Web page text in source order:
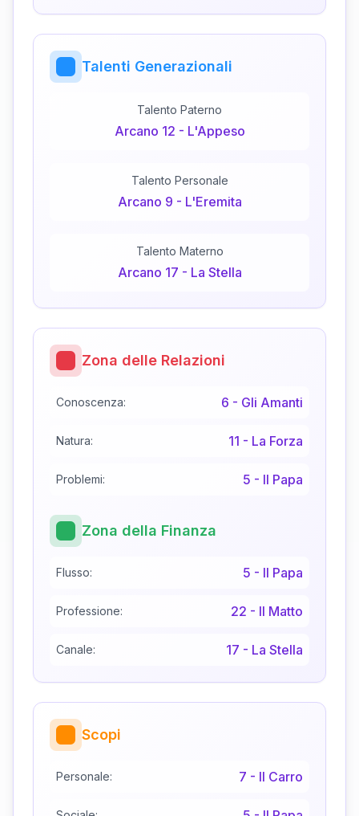
Talenti Generazionali
Talento Paterno
Arcano 12 - L'Appeso
Talento Personale
Arcano 9 - L'Eremita
Talento Materno
Arcano 17 - La Stella
Zona delle Relazioni
Conoscenza: 6 - Gli Amanti
Natura: 11 - La Forza
Problemi: 5 - Il Papa
Zona della Finanza
Flusso: 5 - Il Papa
Professione: 22 - Il Matto
Canale: 17 - La Stella
Scopi
Personale: 7 - Il Carro